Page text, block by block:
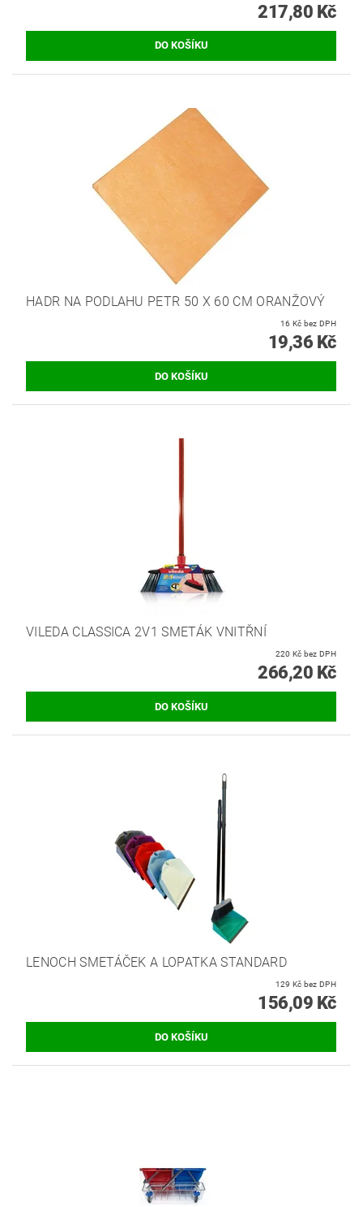
217,80 Kč
HADR NA PODLAHU PETR 50 X 60 CM ORANŽOVÝ
16 Kč bez DPH
19,36 Kč
VILEDA CLASSICA 2V1 SMETÁK VNITŘNÍ
220 Kč bez DPH
266,20 Kč
LENOCH SMETÁČEK A LOPATKA STANDARD
129 Kč bez DPH
156,09 Kč